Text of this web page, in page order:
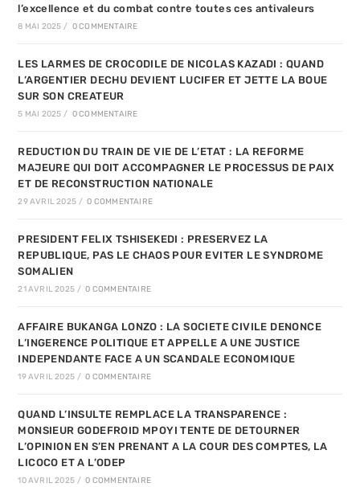
l’excellence et du combat contre toutes ces antivaleurs
8 MAI 2025 / 0 COMMENTAIRE
LES LARMES DE CROCODILE DE NICOLAS KAZADI : QUAND
L’ARGENTIER DECHU DEVIENT LUCIFER ET JETTE LA BOUE
SUR SON CREATEUR
5 MAI 2025 / 0 COMMENTAIRE
REDUCTION DU TRAIN DE VIE DE L’ETAT : LA REFORME
MAJEURE QUI DOIT ACCOMPAGNER LE PROCESSUS DE PAIX
ET DE RECONSTRUCTION NATIONALE
29 AVRIL 2025 / 0 COMMENTAIRE
PRESIDENT FELIX TSHISEKEDI : PRESERVEZ LA
REPUBLIQUE, PAS LE CHAOS POUR EVITER LE SYNDROME
SOMALIEN
21 AVRIL 2025 / 0 COMMENTAIRE
AFFAIRE BUKANGA LONZO : LA SOCIETE CIVILE DENONCE
L’INGERENCE POLITIQUE ET APPELLE A UNE JUSTICE
INDEPENDANTE FACE A UN SCANDALE ECONOMIQUE
19 AVRIL 2025 / 0 COMMENTAIRE
QUAND L’INSULTE REMPLACE LA TRANSPARENCE :
MONSIEUR GODEFROID MPOYI TENTE DE DETOURNER
L’OPINION EN S’EN PRENANT A LA COUR DES COMPTES, LA
LICOCO ET A L’ODEP
10 AVRIL 2025 / 0 COMMENTAIRE